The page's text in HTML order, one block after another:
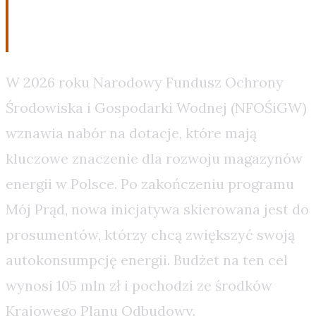
W 2026 roku Narodowy Fundusz Ochrony
Środowiska i Gospodarki Wodnej (NFOŚiGW)
wznawia nabór na dotacje, które mają
kluczowe znaczenie dla rozwoju magazynów
energii w Polsce. Po zakończeniu programu
Mój Prąd, nowa inicjatywa skierowana jest do
prosumentów, którzy chcą zwiększyć swoją
autokonsumpcję energii. Budżet na ten cel
wynosi 105 mln zł i pochodzi ze środków
Krajowego Planu Odbudowy.